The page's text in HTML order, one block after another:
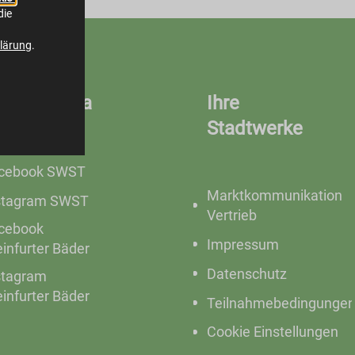
.
Media
SWST
SWST
Bäder
Bäder
Ihre
Stadtwerke
Marktkommunikation
Vertrieb
Impressum
Datenschutz
Teilnahmebedingungen
Cookie Einstellungen